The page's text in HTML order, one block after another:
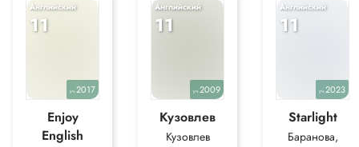
Английский
11
уч.2017
Enjoy
English
Английский
11
уч.2009
Кузовлев
Кузовлев
Английский
11
уч.2023
Starlight
Баранова,